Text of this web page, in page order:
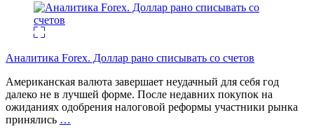
Аналитика Forex. Доллар рано списывать со счетов
Американская валюта завершает неудачный для себя год
далеко не в лучшей форме. После недавних покупок на
ожиданиях одобрения налоговой реформы участники рынка
принялись …